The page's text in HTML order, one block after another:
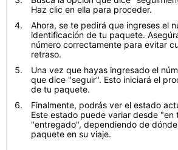
Haz clic en ella para proceder.
Ahora, se te pedirá que ingreses el
identificación de tu paquete.
número correctamente para evitar
retraso.
Una vez que hayas ingresado el
que dice "seguir". Esto iniciará el
de tu paquete.
Finalmente, podrás ver el estado
Este estado puede variar desde "en
"entregado", dependiendo de
paquete en su viaje.